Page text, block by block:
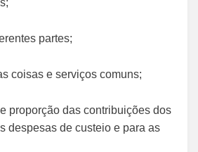
partes;
coisas e serviços comuns;
proporção das contribuições dos
despesas de custeio e para as